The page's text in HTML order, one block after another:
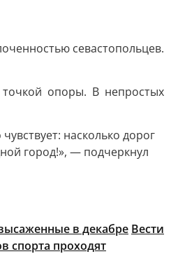
севастопольцев.
точкой опоры. В непростых
насколько дорог
город!», — подчеркнул
в декабре Вести
спорта проходят